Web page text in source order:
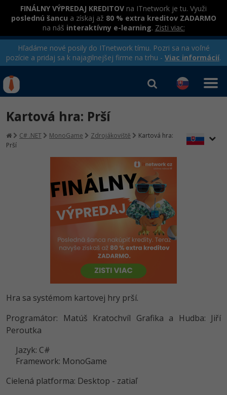
FINÁLNY VÝPREDAJ KREDITOV na ITnetwork je tu. Využi
poslednú šancu a získaj až 80 % extra kreditov ZADARMO
na náš interaktívny e-learning. Zisti viac:
Hľadáme nové posily do ITnetwork tímu. Pozri sa na voľné
pozície a pridaj sa k najagilnejšej firme na trhu - Viac informácií.
hradené úradom práce
Java -80%
C# .NET -80%
Python -80%
-80%
Kotlin
Céčko -80%
Prihlásiť sa | Registrovať
Kartová hra: Prší
C# .NET MonoGame Zdrojákoviště
Kartová hra:
Prší
Hra sa systémom kartovej hry prší.
Programátor: Matúš Kratochvíl Grafika a Hudba: Jiří
Peroutka
Jazyk: C#
Framework: MonoGame
Cielená platforma: Desktop - zatiaľ